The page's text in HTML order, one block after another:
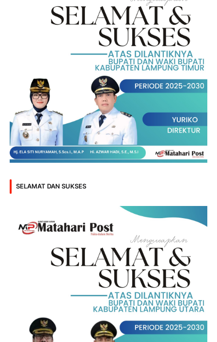
SELAMAT DAN SUKSES